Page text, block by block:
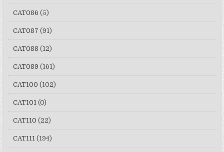
CAT086 (5)
CAT087 (91)
CAT088 (12)
CAT089 (161)
CAT100 (102)
CAT101 (0)
CAT110 (22)
CAT111 (194)